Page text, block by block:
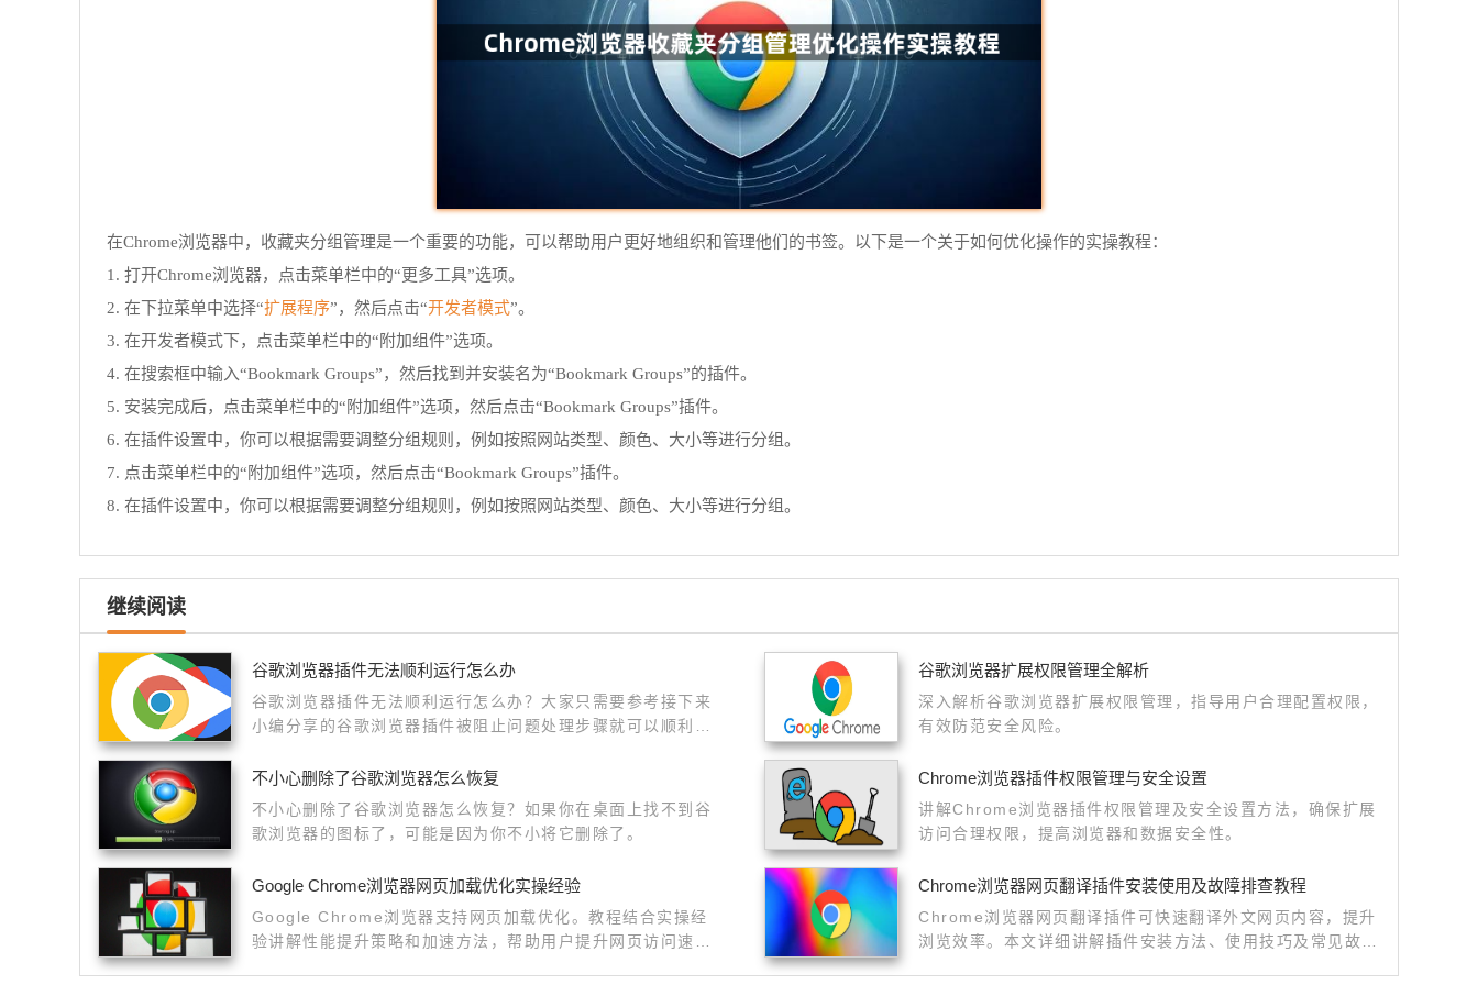
在Chrome浏览器中，收藏夹分组管理是一个重要的功能，可以帮助用户更好地组织和管理他们的书签。以下是一个关于如何优化操作的实操教程：
1. 打开Chrome浏览器，点击菜单栏中的“更多工具”选项。
2. 在下拉菜单中选择“扩展程序”，然后点击“开发者模式”。
3. 在开发者模式下，点击菜单栏中的“附加组件”选项。
4. 在搜索框中输入“Bookmark Groups”，然后找到并安装名为“Bookmark Groups”的插件。
5. 安装完成后，点击菜单栏中的“附加组件”选项，然后点击“Bookmark Groups”插件。
6. 在插件设置中，你可以根据需要调整分组规则，例如按照网站类型、颜色、大小等进行分组。
7. 点击菜单栏中的“附加组件”选项，然后点击“Bookmark Groups”插件。
8. 在插件设置中，你可以根据需要调整分组规则，例如按照网站类型、颜色、大小等进行分组。
继续阅读
谷歌浏览器插件无法顺利运行怎么办
谷歌浏览器插件无法顺利运行怎么办？大家只需要参考接下来
小编分享的谷歌浏览器插件被阻止问题处理步骤​就可以顺利解
谷歌浏览器扩展权限管理全解析
深入解析谷歌浏览器扩展权限管理，指导用户合理配置权限，
有效防范安全风险。
不小心删除了谷歌浏览器怎么恢复
不小心删除了谷歌浏览器怎么恢复？如果你在桌面上找不到谷
歌浏览器的图标了，可能是因为你不小将它删除了。
Chrome浏览器插件权限管理与安全设置
讲解Chrome浏览器插件权限管理及安全设置方法，确保扩展
访问合理权限，提高浏览器和数据安全性。
Google Chrome浏览器网页加载优化实操经验
Google Chrome浏览器支持网页加载优化。教程结合实操经
验讲解性能提升策略和加速方法，帮助用户提升网页访问速
Chrome浏览器网页翻译插件安装使用及故障排查教程
Chrome浏览器网页翻译插件可快速翻译外文网页内容，提升
浏览效率。本文详细讲解插件安装方法、使用技巧及常见故障